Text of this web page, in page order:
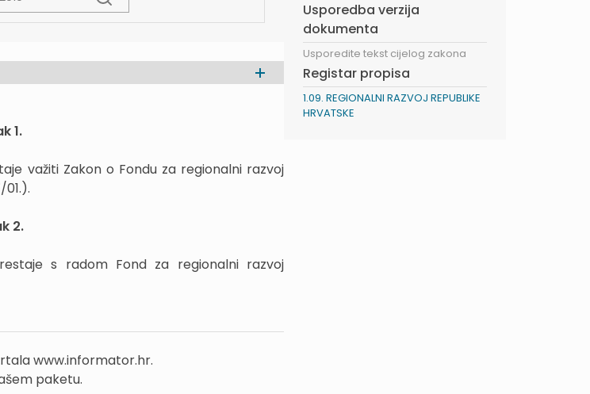
1.
važiti Zakon o Fondu za regionalni razvoj
2.
s radom Fond za regionalni razvoj
www.informator.hr.
paketu.
Usporedba verzija
dokumenta
Usporedite tekst cijelog zakona
Registar propisa
1.09. REGIONALNI RAZVOJ REPUBLIKE
HRVATSKE